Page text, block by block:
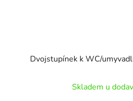
Dvojstupínek k WC/
Skladem u